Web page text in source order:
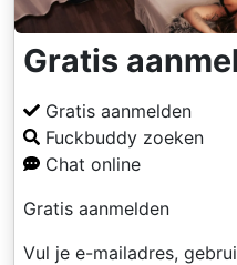
Gratis
Gratis aanmelden
Fuckbuddy zoeken
Chat online
Gratis aanmelden
Vul je e-mailadres,